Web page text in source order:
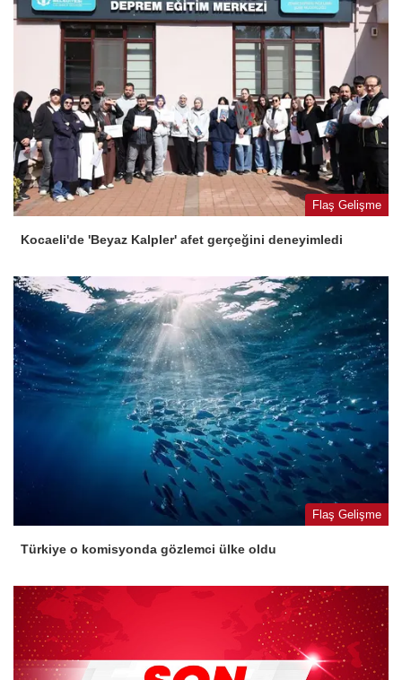
Flaş Gelişme
Kocaeli'de 'Beyaz Kalpler' afet gerçeğini deneyimledi
Flaş Gelişme
Türkiye o komisyonda gözlemci ülke oldu